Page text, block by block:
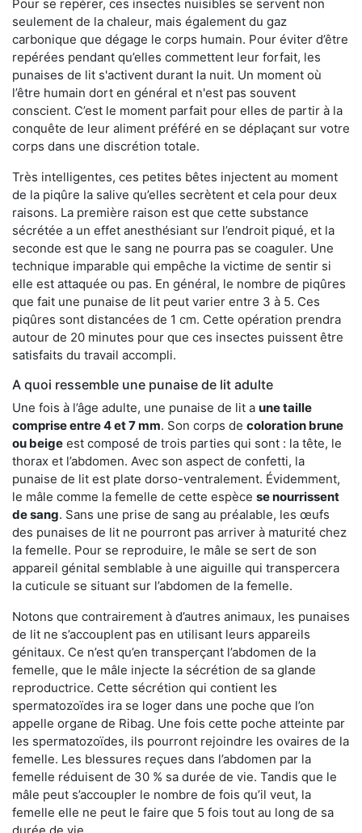
Pour se repérer, ces insectes nuisibles se servent non
seulement de la chaleur, mais également du gaz
carbonique que dégage le corps humain. Pour éviter d’être
repérées pendant qu’elles commettent leur forfait, les
punaises de lit s'activent durant la nuit. Un moment où
l’être humain dort en général et n'est pas souvent
conscient. C’est le moment parfait pour elles de partir à la
conquête de leur aliment préféré en se déplaçant sur votre
corps dans une discrétion totale.
Très intelligentes, ces petites bêtes injectent au moment
de la piqûre la salive qu’elles secrètent et cela pour deux
raisons. La première raison est que cette substance
sécrétée a un effet anesthésiant sur l’endroit piqué, et la
seconde est que le sang ne pourra pas se coaguler. Une
technique imparable qui empêche la victime de sentir si
elle est attaquée ou pas. En général, le nombre de piqûres
que fait une punaise de lit peut varier entre 3 à 5. Ces
piqûres sont distancées de 1 cm. Cette opération prendra
autour de 20 minutes pour que ces insectes puissent être
satisfaits du travail accompli.
A quoi ressemble une punaise de lit adulte
Une fois à l’âge adulte, une punaise de lit a une taille
comprise entre 4 et 7 mm. Son corps de coloration brune
ou beige est composé de trois parties qui sont : la tête, le
thorax et l’abdomen. Avec son aspect de confetti, la
punaise de lit est plate dorso-ventralement. Évidemment,
le mâle comme la femelle de cette espèce se nourrissent
de sang. Sans une prise de sang au préalable, les œufs
des punaises de lit ne pourront pas arriver à maturité chez
la femelle. Pour se reproduire, le mâle se sert de son
appareil génital semblable à une aiguille qui transpercera
la cuticule se situant sur l’abdomen de la femelle.
Notons que contrairement à d’autres animaux, les punaises
de lit ne s’accouplent pas en utilisant leurs appareils
génitaux. Ce n’est qu’en transperçant l’abdomen de la
femelle, que le mâle injecte la sécrétion de sa glande
reproductrice. Cette sécrétion qui contient les
spermatozoïdes ira se loger dans une poche que l’on
appelle organe de Ribag. Une fois cette poche atteinte par
les spermatozoïdes, ils pourront rejoindre les ovaires de la
femelle. Les blessures reçues dans l’abdomen par la
femelle réduisent de 30 % sa durée de vie. Tandis que le
mâle peut s’accoupler le nombre de fois qu’il veut, la
femelle elle ne peut le faire que 5 fois tout au long de sa
durée de vie.